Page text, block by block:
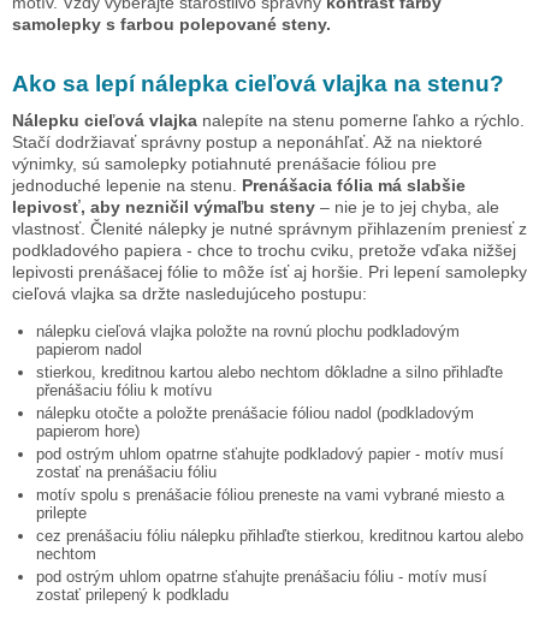
samolepky s farbou polepované steny.
Ako sa lepí nálepka cieľová vlajka na stenu?
Nálepku cieľová vlajka nalepíte na stenu pomerne ľahko a rýchlo.
Stačí dodržiavať správny postup a neponáhľať. Až na niektoré
výnimky, sú samolepky potiahnuté prenášacie fóliou pre
jednoduché lepenie na stenu. Prenášacia fólia má slabšie
lepivosť, aby nezničil výmaľbu steny – nie je to jej chyba, ale
vlastnosť. Členité nálepky je nutné správnym přihlazením preniesť z
podkladového papiera - chce to trochu cviku, pretože vďaka nižšej
lepivosti prenášacej fólie to môže ísť aj horšie. Pri lepení samolepky
cieľová vlajka sa držte nasledujúceho postupu:
nálepku cieľová vlajka položte na rovnú plochu podkladovým
papierom nadol
stierkou, kreditnou kartou alebo nechtom dôkladne a silno přihlaďte
přenášaciu fóliu k motívu
nálepku otočte a položte prenášacie fóliou nadol (podkladovým
papierom hore)
pod ostrým uhlom opatrne sťahujte podkladový papier - motív musí
zostať na prenášaciu fóliu
motív spolu s prenášacie fóliou preneste na vami vybrané miesto a
prilepte
cez prenášaciu fóliu nálepku přihlaďte stierkou, kreditnou kartou alebo
nechtom
pod ostrým uhlom opatrne sťahujte prenášaciu fóliu - motív musí
zostať prilepený k podkladu